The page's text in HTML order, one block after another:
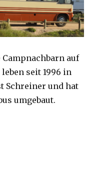
Campnachbarn auf
seit 1996 in
Schreiner und hat
umgebaut.